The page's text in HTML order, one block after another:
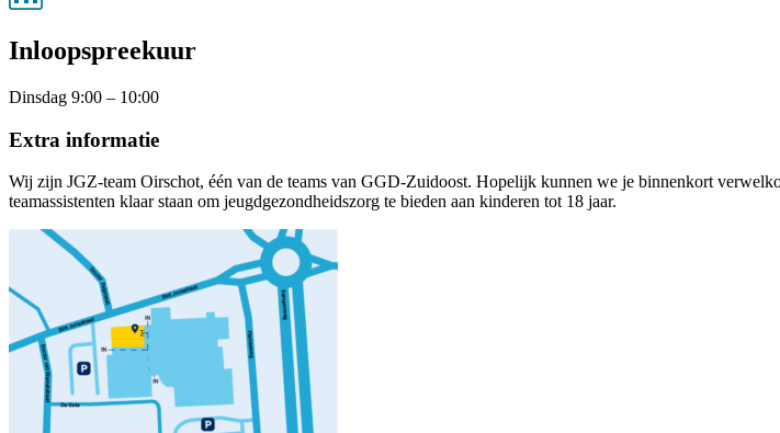
Inloopspreekuur
Dinsdag 9:00 – 10:00
Extra informatie
Wij zijn JGZ-team Oirschot, één van de teams van GGD-Zuidoost. Hopelijk kunnen we je binnenkort
teamassistenten klaar staan om jeugdgezondheidszorg te bieden aan kinderen tot 18 jaar.